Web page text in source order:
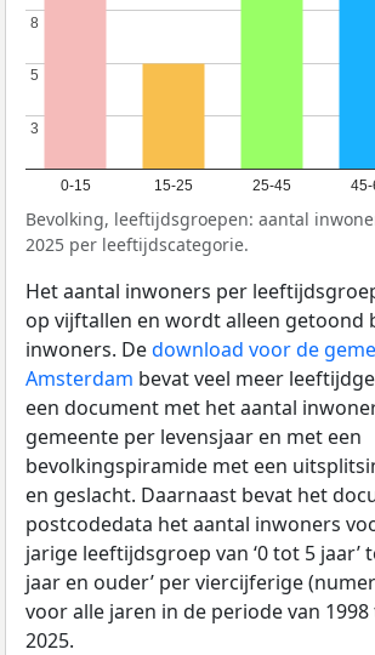
0-15 15-25 25-45
3
3
5
5
8
8
Bevolking, leeftijdsgroepen: aantal
2025 per leeftijdscategorie.
Het aantal inwoners per
op vijftallen en wordt alleen getoond
inwoners. Dedownload voor de
Amsterdam bevat veel meer
een document met het aantal
gemeente per levensjaar en met een
bevolkingspiramide met een
en geslacht. Daarnaast bevat het
postcodedata het aantal inwoners
jarige leeftijdsgroep van ‘0 tot 5 jaar’
jaar en ouder’ per viercijferige
voor alle jaren in de periode van
2025.